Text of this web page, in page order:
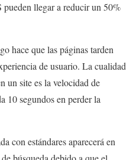
llegar a reducir un 50%
hace que las páginas tarden
de usuario. La cualidad
un site es la velocidad de
10 segundos en perder la
con estándares aparecerá en